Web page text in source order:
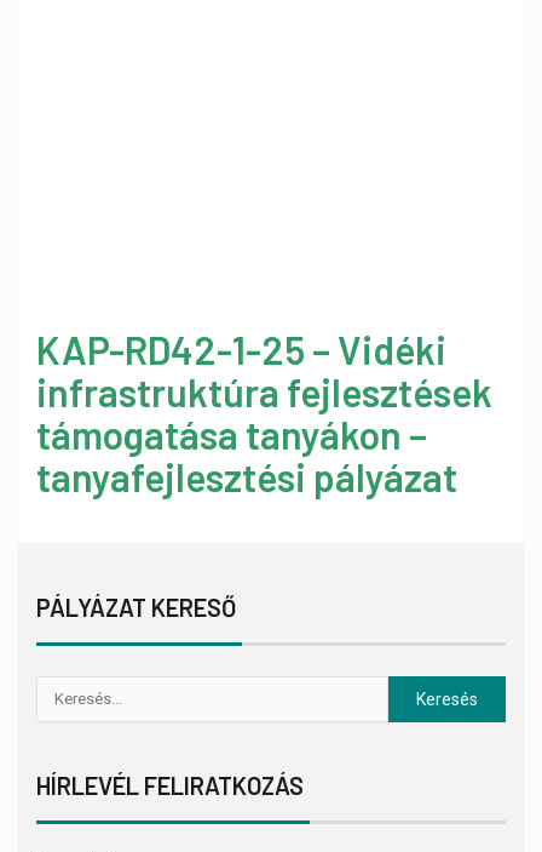
KAP-RD42-1-25 – Vidéki
infrastruktúra fejlesztések
támogatása tanyákon –
tanyafejlesztési pályázat
PÁLYÁZAT KERESŐ
HÍRLEVÉL FELIRATKOZÁS